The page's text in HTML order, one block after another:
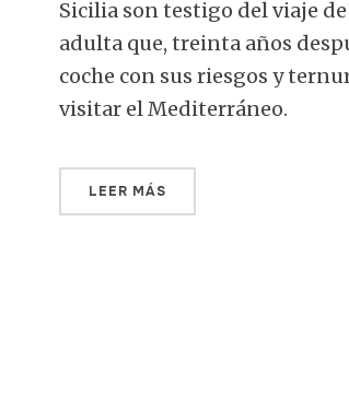
Sicilia son testigo del viaje
adulta que, treinta años
coche con sus riesgos y
visitar el Mediterráneo.
LEER MÁS